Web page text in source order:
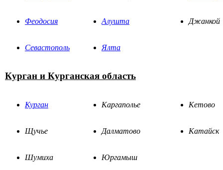
Феодосия Алушта Джанкой
Севастополь Ялта
Курган и Курганская область
Курган Каргаполье Кетово
Щучье Далматово Катайск
Шумиха Юргамыш